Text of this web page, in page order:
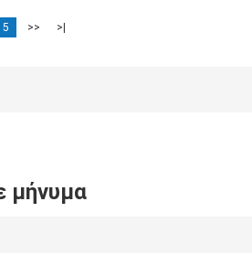
5 >> >|
μήνυμα